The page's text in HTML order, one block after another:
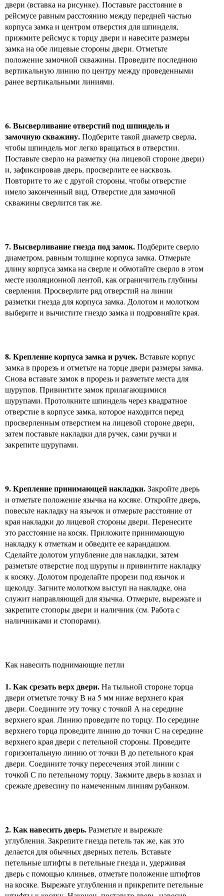
двери (вставка на рисунке). Поставьте расстояние в
рейсмусе равным расстоянию между передней частью
корпуса замка и центром отверстия для шпинделя,
прижмите рейсмус к торцу двери и навесите размеры
замка на обе лицевые стороны двери. Отметьте
положение замочной скважины. Проведите последнюю
вертикальную линию по центру между проведенными
ранее вертикальными линиями.
6. Высверливание отверстий под шпиндель и
замочную скважину.Подберите такой диаметр сверла,
чтобы шпиндель мог легко вращаться в отверстии.
Поставьте сверло на разметку (на лицевой стороне двери)
и, зафиксировав дверь, просверлите ее насквозь.
Повторите то же с другой стороны, чтобы отверстие
имело законченный вид. Отверстие для замочной
скважины сверлится так же.
7. Высверливание гнезда под замок.Подберите сверло
диаметром, равным толщине корпуса замка. Отмерьте
длину корпуса замка на сверле и обмотайте сверло в этом
месте изоляционной лентой, как ограничитель глубины
сверления. Просверлите ряд отверстий на линии
разметки гнезда для корпуса замка. Долотом и молотком
выберите и вычистите гнездо замка и подровняйте края.
8. Крепление корпуса замка и ручек.Вставьте корпус
замка в прорезь и отметьте на торце двери размеры замка.
Снова вставьте замок в прорезь и разметьте места для
шурупов. Привинтите замок прилагающимися
шурупами. Протолкните шпиндель через квадратное
отверстие в корпусе замка, которое находится перед
просверленным отверстием на лицевой стороне двери,
затем поставьте накладки для ручек, сами ручки и
закрепите шурупами.
9. Крепление принимающей накладки.Закройте дверь
и отметьте положение язычка на косяке. Откройте дверь,
повесьте накладку на язычок и отмерьте расстояние от
края накладки до лицевой стороны двери. Перенесите
это расстояние на косяк. Приложите принимающую
накладку к отметкам и обведите ее карандашом.
Сделайте долотом углубление для накладки, затем
разметьте отверстие под шурупы и привинтите накладку
к косяку. Долотом проделайте прорези под язычок и
щеколду. Загните молотком выступ на накладке, она
служит направляющей для язычка. Отмерьте, вырежьте и
закрепите стопоры двери и наличник (см. Работа с
наличниками и стопорами).
Как навесить поднимающие петли
1. Как срезать верх двери.На тыльной стороне торца
двери отметьте точку В на 5 мм ниже верхнего края
двери. Соедините эту точку с точкой А на середине
верхнего края. Линию проведите по торцу. По середине
верхнего торца проведите линию до точки С на середине
верхнего края двери с петельной стороны. Проведите
горизонтальную линию от точки В до петельного края
двери. Соедините точку пересечения этой линии с
точкой С по петельному торцу. Зажмите дверь в козлах и
срежьте древесину по намеченным линиям рубанком.
2. Как навесить дверь.Разметьте и вырежьте
углубления. Закрепите гнезда петель так же, как это
делается для обычных дверных петель. Вставьте
петельные штифты в петельные гнезда и, удерживая
дверь с помощью клиньев, отметьте положение штифтов
на косяке. Вырежьте углубления и прикрепите петельные